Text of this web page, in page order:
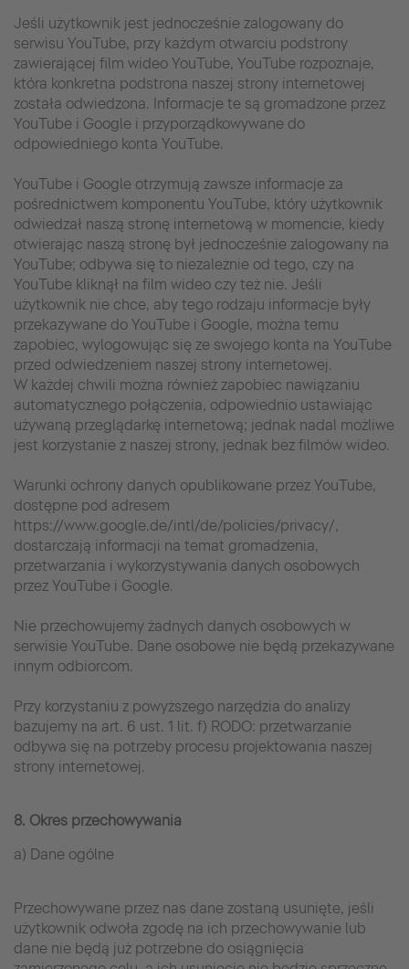
Jeśli użytkownik jest jednocześnie zalogowany do
serwisu YouTube, przy każdym otwarciu podstrony
zawierającej film wideo YouTube, YouTube rozpoznaje,
która konkretna podstrona naszej strony internetowej
została odwiedzona. Informacje te są gromadzone przez
YouTube i Google i przyporządkowywane do
odpowiedniego konta YouTube.
YouTube i Google otrzymują zawsze informacje za
pośrednictwem komponentu YouTube, który użytkownik
odwiedzał naszą stronę internetową w momencie, kiedy
otwierając naszą stronę był jednocześnie zalogowany na
YouTube; odbywa się to niezależnie od tego, czy na
YouTube kliknął na film wideo czy też nie. Jeśli
użytkownik nie chce, aby tego rodzaju informacje były
przekazywane do YouTube i Google, można temu
zapobiec, wylogowując się ze swojego konta na YouTube
przed odwiedzeniem naszej strony internetowej.
W każdej chwili można również zapobiec nawiązaniu
automatycznego połączenia, odpowiednio ustawiając
używaną przeglądarkę internetową; jednak nadal możliwe
jest korzystanie z naszej strony, jednak bez filmów wideo.
Warunki ochrony danych opublikowane przez YouTube,
dostępne pod adresem
https://www.google.de/intl/de/policies/privacy/,
dostarczają informacji na temat gromadzenia,
przetwarzania i wykorzystywania danych osobowych
przez YouTube i Google.
Nie przechowujemy żadnych danych osobowych w
serwisie YouTube. Dane osobowe nie będą przekazywane
innym odbiorcom.
Przy korzystaniu z powyższego narzędzia do analizy
bazujemy na art. 6 ust. 1 lit. f) RODO: przetwarzanie
odbywa się na potrzeby procesu projektowania naszej
strony internetowej.
8. Okres przechowywania
a) Dane ogólne
Przechowywane przez nas dane zostaną usunięte, jeśli
użytkownik odwoła zgodę na ich przechowywanie lub
dane nie będą już potrzebne do osiągnięcia